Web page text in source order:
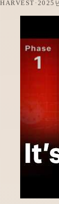
HARVEST · 2025